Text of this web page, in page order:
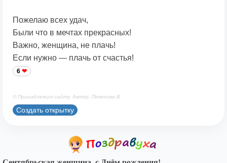
Пожелаю всех удач,
Были что в мечтах прекрасных!
Важно, женщина, не плачь!
Если нужно — плачь от счастья!
6
© Принадлежит сайту. Автор: Печенова В.
Создать открытку